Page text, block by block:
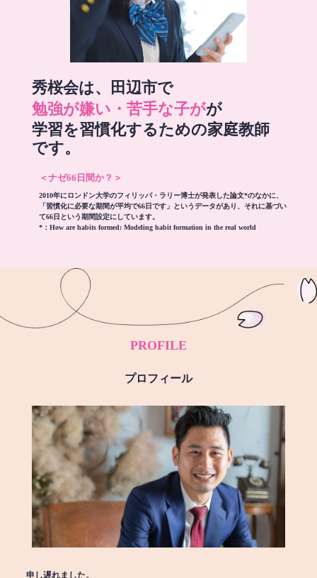
秀桜会は、田辺市で
勉強が嫌い・苦手な子がが
学習を習慣化するための家庭教師
です。
＜ナゼ66日間か？＞
2010年にロンドン大学のフィリッパ・ラリー博士が発表した論文*のなかに、
「習慣化に必要な期間が平均で66日です」というデータがあり、それに基づい
て66日という期間設定にしています。
*： How are habits formed: Modeling habit formation in the real world
PROFILE
プロフィール
申し遅れました。